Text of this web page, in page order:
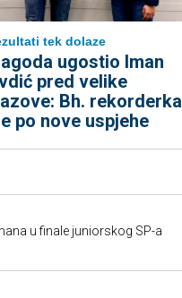
tek dolaze
ugostio Iman
pred velike
Bh. rekorderka
po nove uspjehe
u finale juniorskog SP-a